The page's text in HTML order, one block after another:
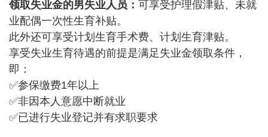
领取失业金的男失业人员： 可享受护理假津贴、未就
业配偶一次性生育补贴。
此外还可享受计划生育手术费、计划生育津贴。
享受失业生育待遇的前提是满足失业金领取条件，
即：
✅参保缴费1年以上
✅非因本人意愿中断就业
✅已进行失业登记并有求职要求